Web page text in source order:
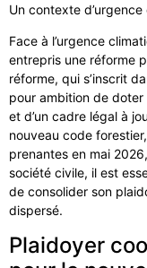
Un contexte
Face à l’urgence
entrepris une réforme
réforme, qui s’inscrit
pour ambition de doter
et d’un cadre légal à
nouveau code
prenantes en mai
société civile, il est
de consolider son
dispersé.
Plaidoyer